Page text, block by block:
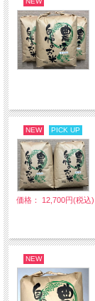
NEW PICK UP
価格： 12,700円(税込)
NEW